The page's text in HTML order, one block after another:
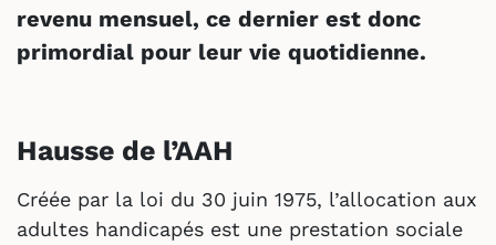
revenu mensuel, ce dernier est donc
primordial pour leur vie quotidienne.
Hausse de l’AAH
Créée par la loi du 30 juin 1975, l’allocation aux
adultes handicapés est une prestation sociale